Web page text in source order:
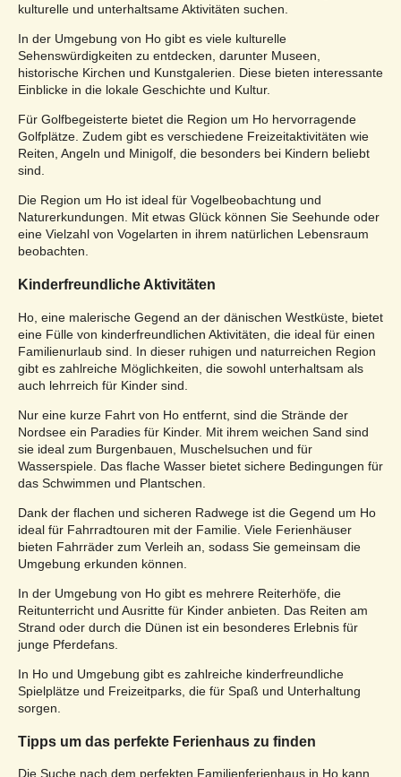
kulturelle und unterhaltsame Aktivitäten suchen.
In der Umgebung von Ho gibt es viele kulturelle
Sehenswürdigkeiten zu entdecken, darunter Museen,
historische Kirchen und Kunstgalerien. Diese bieten interessante
Einblicke in die lokale Geschichte und Kultur.
Für Golfbegeisterte bietet die Region um Ho hervorragende
Golfplätze. Zudem gibt es verschiedene Freizeitaktivitäten wie
Reiten, Angeln und Minigolf, die besonders bei Kindern beliebt
sind.
Die Region um Ho ist ideal für Vogelbeobachtung und
Naturerkundungen. Mit etwas Glück können Sie Seehunde oder
eine Vielzahl von Vogelarten in ihrem natürlichen Lebensraum
beobachten.
Kinderfreundliche Aktivitäten
Ho, eine malerische Gegend an der dänischen Westküste, bietet
eine Fülle von kinderfreundlichen Aktivitäten, die ideal für einen
Familienurlaub sind. In dieser ruhigen und naturreichen Region
gibt es zahlreiche Möglichkeiten, die sowohl unterhaltsam als
auch lehrreich für Kinder sind.
Nur eine kurze Fahrt von Ho entfernt, sind die Strände der
Nordsee ein Paradies für Kinder. Mit ihrem weichen Sand sind
sie ideal zum Burgenbauen, Muschelsuchen und für
Wasserspiele. Das flache Wasser bietet sichere Bedingungen für
das Schwimmen und Plantschen.
Dank der flachen und sicheren Radwege ist die Gegend um Ho
ideal für Fahrradtouren mit der Familie. Viele Ferienhäuser
bieten Fahrräder zum Verleih an, sodass Sie gemeinsam die
Umgebung erkunden können.
In der Umgebung von Ho gibt es mehrere Reiterhöfe, die
Reitunterricht und Ausritte für Kinder anbieten. Das Reiten am
Strand oder durch die Dünen ist ein besonderes Erlebnis für
junge Pferdefans.
In Ho und Umgebung gibt es zahlreiche kinderfreundliche
Spielplätze und Freizeitparks, die für Spaß und Unterhaltung
sorgen.
Tipps um das perfekte Ferienhaus zu finden
Die Suche nach dem perfekten Familienferienhaus in Ho kann